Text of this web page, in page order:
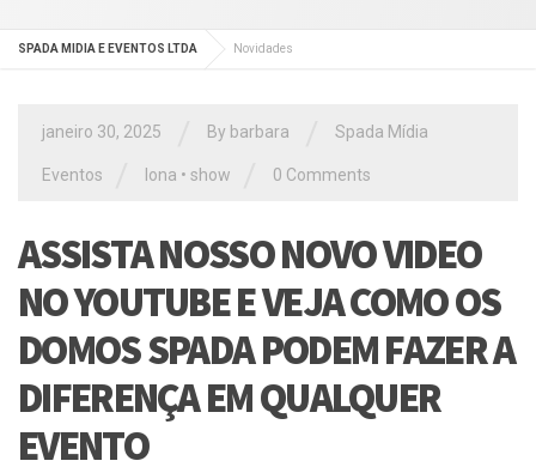
SPADA MIDIA E EVENTOS LTDA Novidades
janeiro 30, 2025 By barbara Spada Mídia
Eventos lona • show 0 Comments
ASSISTA NOSSO NOVO VIDEO
NO YOUTUBE E VEJA COMO OS
DOMOS SPADA PODEM FAZER A
DIFERENÇA EM QUALQUER
EVENTO